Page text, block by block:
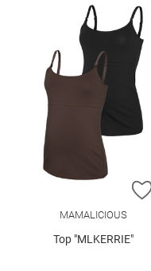
MAMALICIOUS
Top "MLKERRIE"